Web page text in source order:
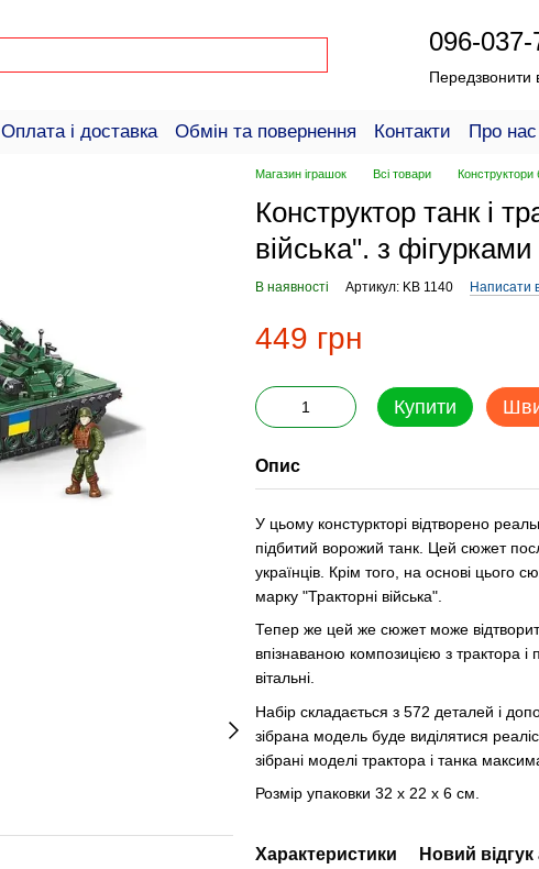
096-
Передзвонити
Оплата і доставка Обмін та повернення Контакти Про нас
Магазин іграшок Всі товари Конструктори
Конструктор танк і
війська". з
В наявності Артикул: KB 1140 Написати
449 грн
Купити
Опис
У цьому констуркторі відтворено
підбитий ворожий танк. Цей сюжет
українців. Крім того, на основі
марку "Тракторні війська".
Тепер же цей же сюжет може
впізнаваною композицією з трактора і
вітальні.
Набір складається з 572 деталей і
зібрана модель буде виділятися
зібрані моделі трактора і танка
Розмір упаковки 32 х 22 х 6 см.
Характеристики Новий